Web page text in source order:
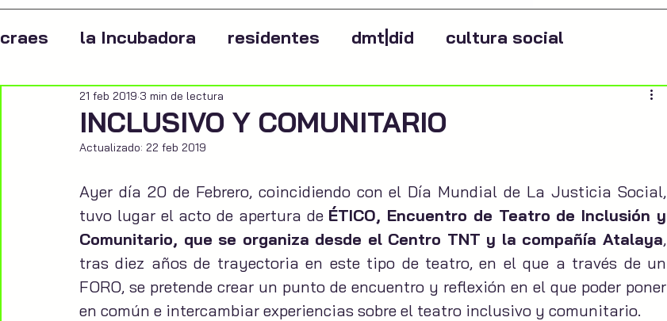
craes la Incubadora residentes dmt|did cultura social
INCLUSIVO Y COMUNITARIO
21 feb 2019 3 min de lectura
Actualizado: 22 feb 2019
Ayer día 20 de Febrero, coincidiendo con el Día Mundial de La Justicia Social,
tuvo lugar el acto de apertura de ÉTICO, Encuentro de Teatro de Inclusión y
Comunitario, que se organiza desde el Centro TNT y la compañía Atalaya,
tras diez años de trayectoria en este tipo de teatro, en el que a través de un
FORO, se pretende crear un punto de encuentro y reflexión en el que poder poner
en común e intercambiar experiencias sobre el teatro inclusivo y comunitario.